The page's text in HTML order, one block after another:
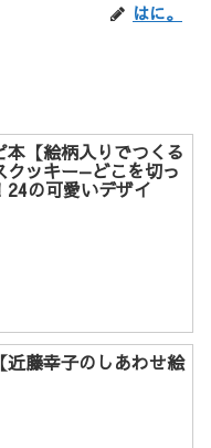
はに。
本【絵柄入りでつくる
クッキー—どこを切っ
24の可愛いデザイ
近藤幸子のしあわせ絵